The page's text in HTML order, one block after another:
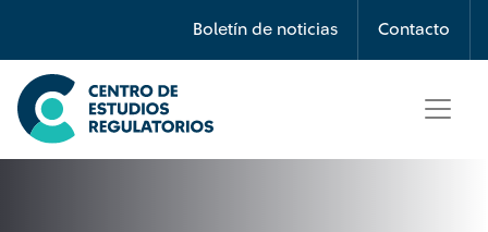
Boletín de noticias Contacto
Búsqueda
Seleccione país